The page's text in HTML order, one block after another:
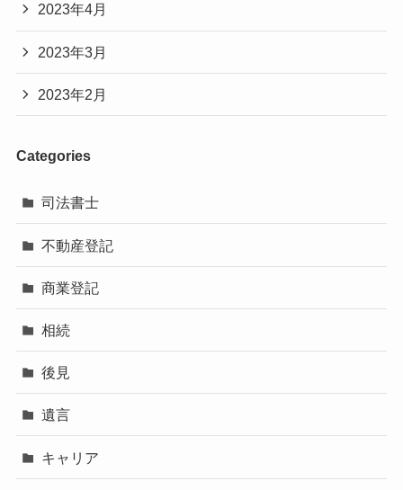
2023年4月
2023年3月
2023年2月
Categories
司法書士
不動産登記
商業登記
相続
後見
遺言
キャリア